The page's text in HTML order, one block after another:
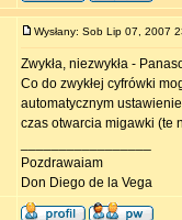
Wysłany: Sob Lip 07, 2007
Zwykła, niezwykła -
Co do zwykłej cyfrówki
automatycznym
czas otwarcia migawki (te
Pozdrawaiam
Don Diego de la Vega